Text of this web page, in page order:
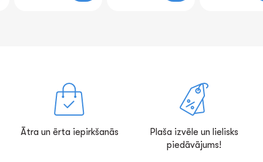
Ātra un ērta iepirkšanās
Plaša izvēle un lielisks
piedāvājums!